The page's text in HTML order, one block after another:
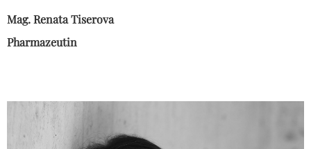
Mag. Renata Tiserova
Pharmazeutin